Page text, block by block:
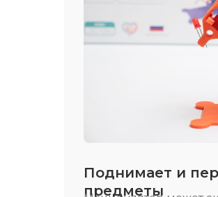
Поднимает и
предметы